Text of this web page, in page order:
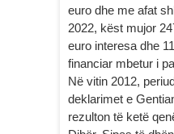
euro dhe me afat
2022, këst mujor
euro interesa dhe
financiar mbetur i
Në vitin 2012,
deklarimet e
rezulton të ketë